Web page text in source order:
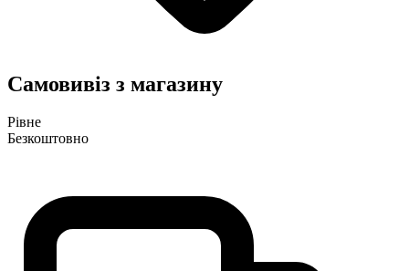
Самовивіз з магазину
Рівне
Безкоштовно